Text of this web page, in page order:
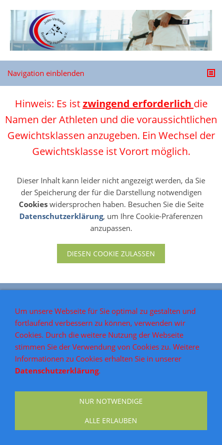
Navigation einblenden
Hinweis: Es istzwingend erforderlich die
Namen der Athleten und die voraussichtlichen
Gewichtsklassen anzugeben. Ein Wechsel der
Gewichtsklasse ist Vorort möglich.
Dieser Inhalt kann leider nicht angezeigt werden, da Sie
der Speicherung der für die Darstellung notwendigen
Cookieswidersprochen haben. Besuchen Sie die Seite
Datenschutzerklärung, um Ihre Cookie-Präferenzen
anzupassen.
DIESEN COOKIE ZULASSEN
DatenschutzKontakt
Um unsere Webseite für Sie optimal zu gestalten und
fortlaufend verbessern zu können, verwenden wir
Cookies. Durch die weitere Nutzung der Webseite
stimmen Sie der Verwendung von Cookies zu. Weitere
Informationen zu Cookies erhalten Sie in unserer
Datenschutzerklärung.
NUR NOTWENDIGE
ALLE ERLAUBEN